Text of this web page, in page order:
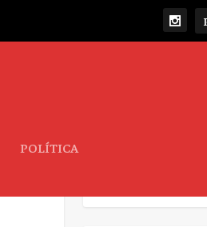
POLÍTICA